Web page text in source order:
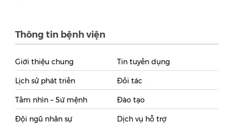
Thông tin bệnh viện
Giới thiệu chung
Lịch sử phát triển
Tầm nhìn – Sứ mệnh
Đội ngũ nhân sự
Tin tuyển dụng
Đối tác
Đào tạo
Dịch vụ hỗ trợ